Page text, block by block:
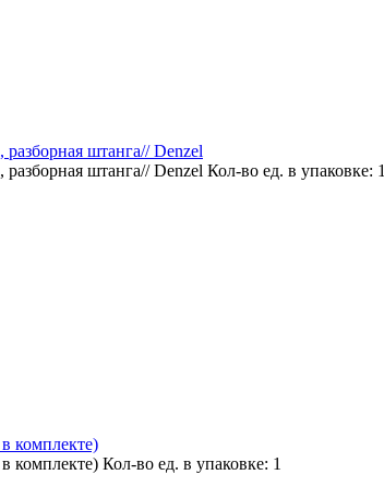
штанга// Denzel
штанга// Denzel Кол-во ед. в упаковке: 1
комплекте)
комплекте) Кол-во ед. в упаковке: 1